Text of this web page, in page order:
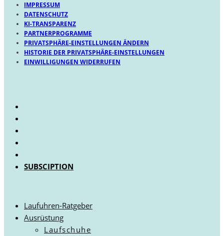
IMPRESSUM
DATENSCHUTZ
KI-TRANSPARENZ
PARTNERPROGRAMME
PRIVATSPHÄRE-EINSTELLUNGEN ÄNDERN
HISTORIE DER PRIVATSPHÄRE-EINSTELLUNGEN
EINWILLIGUNGEN WIDERRUFEN
SUBSCIPTION
Laufuhren-Ratgeber
Ausrüstung
Laufschuhe